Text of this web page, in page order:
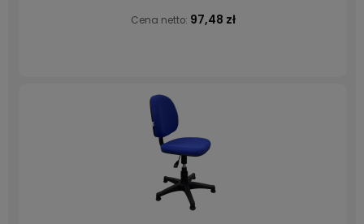
Cena netto: 97,48 zł